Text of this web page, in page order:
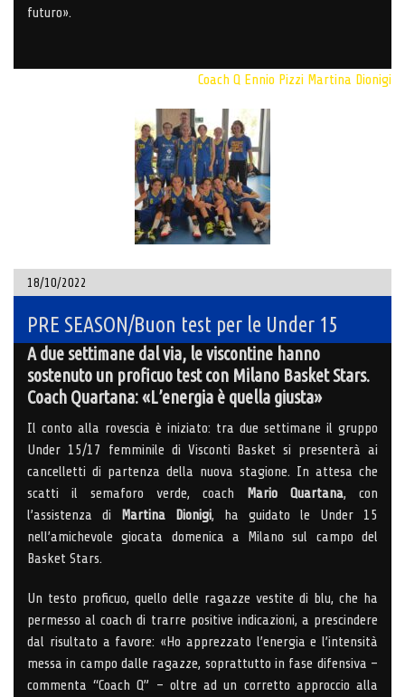
futuro».
Coach Q Ennio Pizzi Martina Dionigi
18/10/2022
PRE SEASON/Buon test per le Under 15
A due settimane dal via, le viscontine hanno
sostenuto un proficuo test con Milano Basket Stars.
Coach Quartana: «L’energia è quella giusta»
Il conto alla rovescia è iniziato: tra due settimane il gruppo
Under 15/17 femminile di Visconti Basket si presenterà ai
cancelletti di partenza della nuova stagione. In attesa che
scatti il semaforo verde, coach
Mario Quartana, con
l’assistenza di
Martina Dionigi, ha guidato le Under 15
nell’amichevole giocata domenica a Milano sul campo del
Basket Stars.
Un testo proficuo, quello delle ragazze vestite di blu, che ha
permesso al coach di trarre positive indicazioni, a prescindere
dal risultato a favore: «Ho apprezzato l’energia e l’intensità
messa in campo dalle ragazze, soprattutto in fase difensiva –
commenta “Coach Q” – oltre ad un corretto approccio alla